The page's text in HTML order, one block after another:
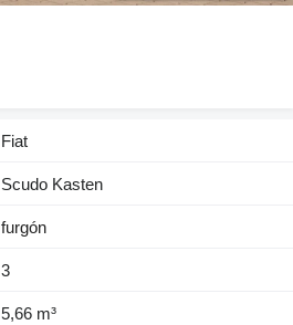
Fiat
Scudo Kasten
furgón
3
5,66 m³